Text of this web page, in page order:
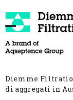
to
content
mobile
mobile
Diemme
di aggregati in